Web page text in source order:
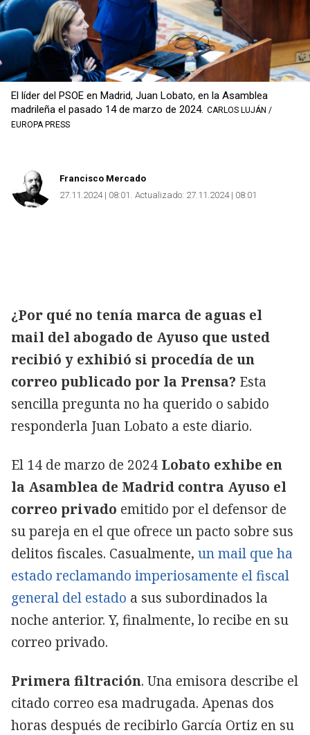
Copiar
El líder del PSOE en Madrid, Juan Lobato, en la Asamblea
madrileña el pasado 14 de marzo de 2024. CARLOS LUJÁN /
EUROPA PRESS
Francisco Mercado
27.11.2024 | 08:01 Actualizado: 27.11.2024 | 08:01
¿Por qué no tenía marca de aguas el
mail del abogado de Ayuso que usted
recibió y exhibió si procedía de un
correo publicado por la Prensa? Esta
sencilla pregunta no ha querido o sabido
responderla Juan Lobato a este diario.
El 14 de marzo de 2024 Lobato exhibe en
la Asamblea de Madrid contra Ayuso el
correo privado emitido por el defensor de
su pareja en el que ofrece un pacto sobre sus
delitos fiscales. Casualmente, un mail que ha
estado reclamando imperiosamente el fiscal
general del estado a sus subordinados la
noche anterior. Y, finalmente, lo recibe en su
correo privado.
Primera filtración. Una emisora describe el
citado correo esa madrugada. Apenas dos
horas después de recibirlo García Ortiz en su